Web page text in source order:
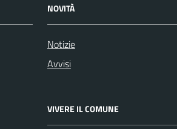
NOVITÀ
Notizie
Avvisi
VIVERE IL COMUNE